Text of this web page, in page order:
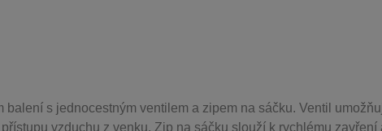
balení s jednocestným ventilem a zipem na sáčku. Ventil
vzduchu z venku. Zip na sáčku slouží k rychlému